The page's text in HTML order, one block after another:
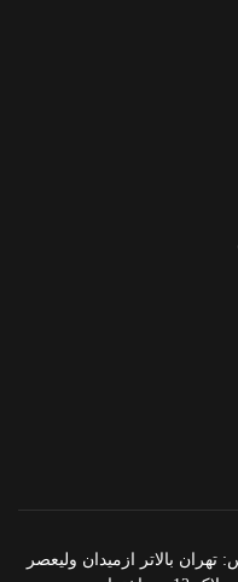
تهران بالاتر ازمیدان ولیعصر